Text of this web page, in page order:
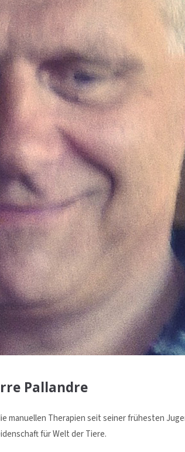
Pallandre
manuellen Therapien seit seiner frühesten
für Welt der Tiere.